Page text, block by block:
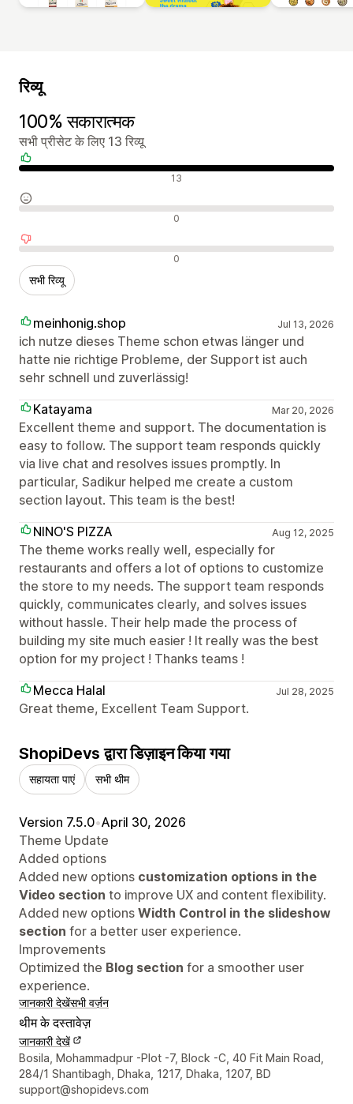
रिव्यू
100% सकारात्मक
सभी प्रीसेट के लिए 13 रिव्यू
सकारात्मक रिव्यू 13
न्यूट्रल रिव्यू 0
नकारात्मक रिव्यू 0
सभी रिव्यू
meinhonig.shop Jul 13, 2026
ich nutze dieses Theme schon etwas länger und
hatte nie richtige Probleme, der Support ist auch
sehr schnell und zuverlässig!
Katayama
Mar 20, 2026
Excellent theme and support. The documentation is
easy to follow. The support team responds quickly
via live chat and resolves issues promptly. In
particular, Sadikur helped me create a custom
section layout. This team is the best!
NINO'S PIZZA
Aug 12, 2025
The theme works really well, especially for
restaurants and offers a lot of options to customize
the store to my needs. The support team responds
quickly, communicates clearly, and solves issues
without hassle. Their help made the process of
building my site much easier ! It really was the best
option for my project ! Thanks teams !
Mecca Halal
Jul 28, 2025
Great theme, Excellent Team Support.
ShopiDevs द्वारा डिज़ाइन किया गया
सहायता पाएं सभी थीम
Version 7.5.0•April 30, 2026
Theme Update
Added options
Added new options customization options in the
Video section to improve UX and content flexibility.
Added new options Width Control in the slideshow
section for a better user experience.
Improvements
Optimized the Blog section for a smoother user
experience.
जानकारी देखेंसभी वर्ज़न
थीम के दस्तावेज़
जानकारी देखें
डिज़ाइनर के संपर्क की जानकारी
Bosila, Mohammadpur -Plot -7, Block -C, 40 Fit Main Road,
284/1 Shantibagh, Dhaka, 1217, Dhaka, 1207, BD
support@shopidevs.com